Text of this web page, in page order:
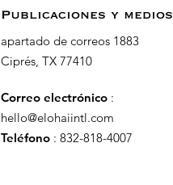
Publicaciones y medios
apartado de correos 1883
Ciprés, TX 77410
Correo electrónico :
hello@elohaiintl.com
Teléfono : 832-818-4007